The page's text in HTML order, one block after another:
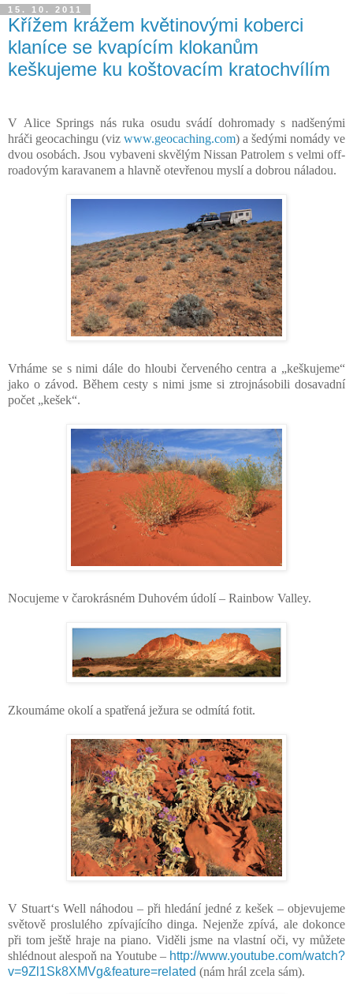
15. 10. 2011
Křížem krážem květinovými koberci
klaníce se kvapícím klokanům
keškujeme ku koštovacím kratochvílím
V Alice Springs nás ruka osudu svádí dohromady s nadšenými
hráči geocachingu (viz www.geocaching.com) a šedými nomády ve
dvou osobách. Jsou vybaveni skvělým Nissan Patrolem s velmi off-
roadovým karavanem a hlavně otevřenou myslí a dobrou náladou.
Vrháme se s nimi dále do hloubi červeného centra a „keškujeme“
jako o závod. Během cesty s nimi jsme si ztrojnásobili dosavadní
počet „kešek“.
Nocujeme v čarokrásném Duhovém údolí – Rainbow Valley.
Zkoumáme okolí a spatřená ježura se odmítá fotit.
V Stuart‘s Well náhodou – při hledání jedné z kešek – objevujeme
světově proslulého zpívajícího dinga. Nejenže zpívá, ale dokonce
při tom ještě hraje na piano. Viděli jsme na vlastní oči, vy můžete
shlédnout alespoň na Youtube – http://www.youtube.com/watch?
v=9Zl1Sk8XMVg&feature=related (nám hrál zcela sám).